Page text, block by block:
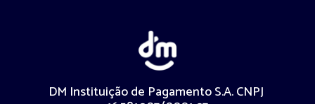
DM Instituição de Pagamento S.A. CNPJ